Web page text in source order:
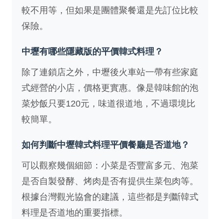
較不用等，但如果是團體聚餐還是先訂位比較
保險。
中壢有哪些隱藏版的平價韓式料理？
除了連鎖店之外，中壢後火車站一帶有些家庭
式經營的小店，價格更實惠。像是韓味館的泡
菜炒飯只要120元，味道很道地，不過環境比
較簡單。
如何判斷中壢韓式料理平價餐廳是否道地？
可以觀察幾個細節：小菜是否豐富多元、泡菜
是否自製發酵、烤肉是否有提供生菜包肉等。
根據台灣觀光協會的建議，這些都是判斷韓式
料理是否道地的重要指標。